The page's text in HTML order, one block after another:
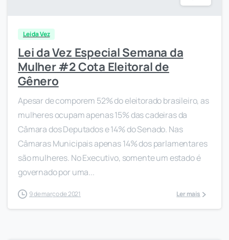
Lei da Vez
Lei da Vez Especial Semana da
Mulher #2 Cota Eleitoral de
Gênero
Apesar de comporem 52% do eleitorado brasileiro, as
mulheres ocupam apenas 15% das cadeiras da
Câmara dos Deputados e 14% do Senado. Nas
Câmaras Municipais apenas 14% dos parlamentares
são mulheres. No Executivo, somente um estado é
governado por uma...
9 de março de 2021 Ler mais